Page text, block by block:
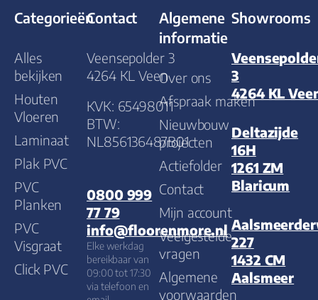
Categorieën
Alles
bekijken
Houten
Vloeren
Laminaat
Plak PVC
PVC
Planken
PVC
Visgraat
Click PVC
Contact
Veensepolder 3
4264 KL Veen
KVK: 65498011
BTW:
NL856136487B01
0800 999
77 79
info@floorenmore.nl
Elke werkdag
bereikbaar van
09:00 tot 17:30
via telefoon en
Algemene
informatie
Over ons
Afspraak maken
Nieuwbouw
projecten
Actiefolder
Contact
Mijn account
Veelgestelde
vragen
Algemene
voorwaarden
Showrooms
3
4264 KL
Deltazijde
16H
1261 ZM
Blaricum
227
1432 CM
Aalsmeer